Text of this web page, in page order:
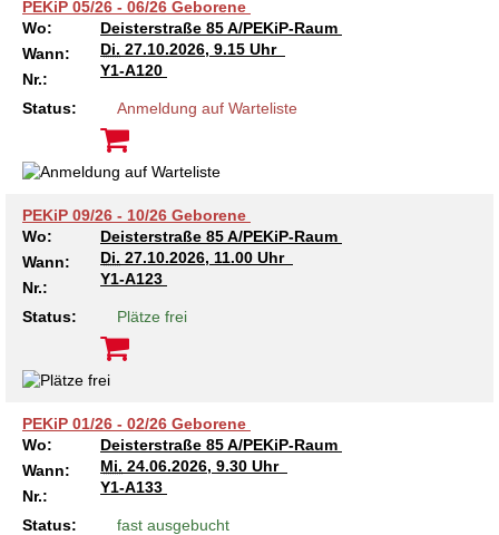
Kindertagesstätte Schneiderberg
Kindertagesstätte Sylter Weg
Kindertagesstätte Tresckowstraße
Kindertagesstätte Voltmerstraße
Kindertagesstätte Wiehbergstraße
Offene Sprach-Sprechstunde
Familienzentrum
Kindertagesstätte Mühenkamp / Familienzentrum
Kindertagesstätte Petermannstraße /
Familienzentrum
Kindertagesstätte Pfarrlandplatz
Hör- und Sprachheilkindergarten Ratswiese
Kindertagesstätte Schneiderberg
Familienzentrum
Kindertagesstätte Sylter Weg
Kindertagesstätte Tresckowstraße
PEKiP 05/26 - 06/26 Geborene
Wo:
Deisterstraße 85 A/PEKiP-Raum
Wann:
Di. 27.10.2026, 9.15 Uhr
Nr.:
Y1-A120
Status: Anmeldung auf Warteliste
PEKiP 09/26 - 10/26 Geborene
Wo:
Deisterstraße 85 A/PEKiP-Raum
Wann:
Di. 27.10.2026, 11.00 Uhr
Nr.:
Y1-A123
Status: Plätze frei
PEKiP 01/26 - 02/26 Geborene
Wo:
Deisterstraße 85 A/PEKiP-Raum
Wann:
Mi. 24.06.2026, 9.30 Uhr
Nr.:
Y1-A133
Status: fast ausgebucht